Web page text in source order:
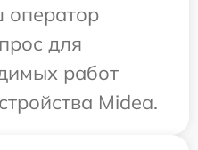
оператор
для
работ
Midea.